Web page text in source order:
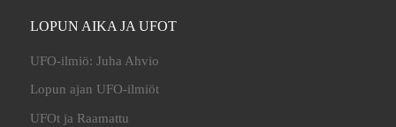
LOPUN AIKA JA UFOT
UFO-ilmiö: Juha Ahvio
Lopun ajan UFO-ilmiöt
UFOt ja Raamattu